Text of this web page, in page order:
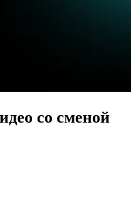
со сменой